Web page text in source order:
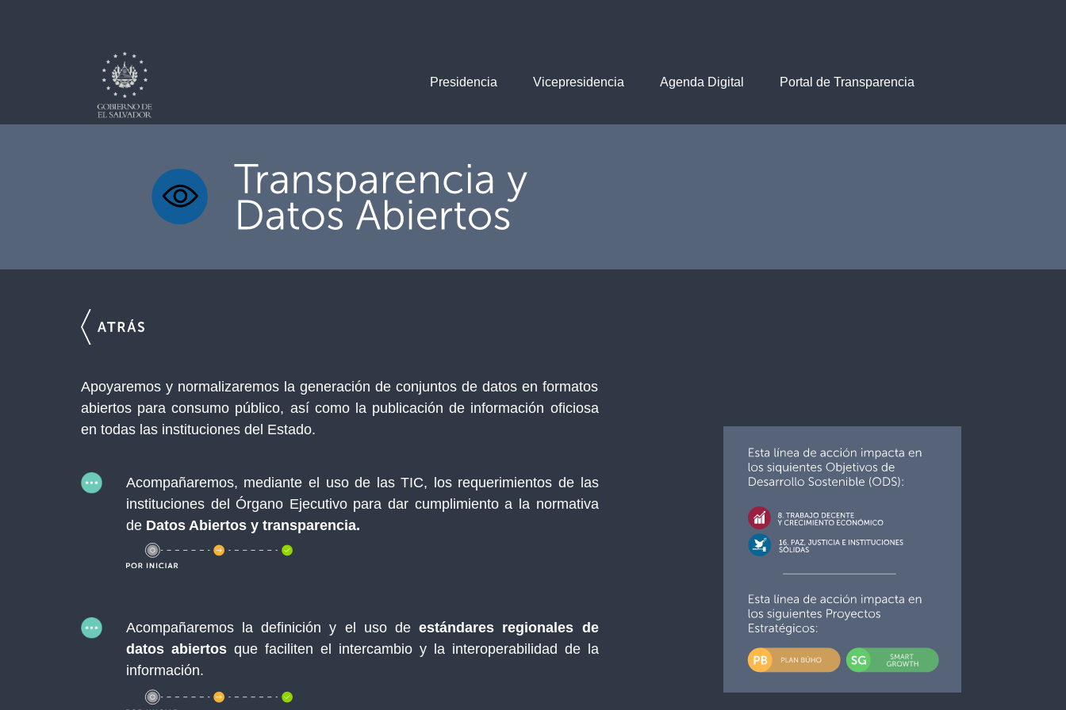
Presidencia Vicepresidencia Agenda Digital Portal de Transparencia
Apoyaremos y normalizaremos la generación de conjuntos de datos en formatos
abiertos para consumo público, así como la publicación de información oficiosa
en todas las instituciones del Estado.
Acompañaremos, mediante el uso de las TIC, los requerimientos de las
instituciones del Órgano Ejecutivo para dar cumplimiento a la normativa
de Datos Abiertos y transparencia.
Acompañaremos la definición y el uso deestándares regionales de
datos abiertosque faciliten el intercambio y la interoperabilidad de la
información.